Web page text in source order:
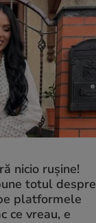
nicio rușine!
totul despre
platformele
ce vreau, e